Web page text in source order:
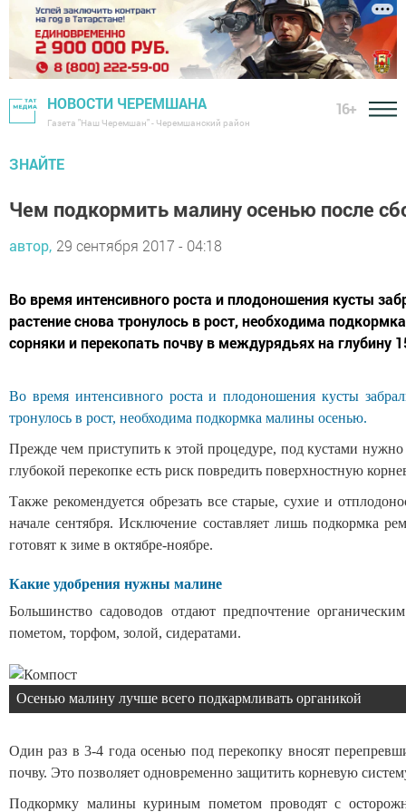
НОВОСТИ ЧЕРЕМШАНА
Газета "Наш Черемшан" - Черемшанский район
16+
ЗНАЙТЕ
Чем подкормить малину осенью после
автор, 29 сентября 2017 - 04:18
Во время интенсивного роста и плодоношения кусты
растение снова тронулось в рост, необходима
сорняки и перекопать почву в междурядьях на глубину
Во время интенсивного роста и плодоношения кусты
тронулось в рост, необходима подкормка малины осенью.
Прежде чем приступить к этой процедуре, под кустами
глубокой перекопке есть риск повредить поверхностную
Также рекомендуется обрезать все старые, сухие и
начале сентября. Исключение составляет лишь подкормка
готовят к зиме в октябре-ноябре.
Какие удобрения нужны малине
Большинство садоводов отдают предпочтение
пометом, торфом, золой, сидератами.
Осенью малину лучше всего подкармливать органикой
Один раз в 3-4 года осенью под перекопку вносят
почву. Это позволяет одновременно защитить корневую
Подкормку малины куриным пометом проводят с